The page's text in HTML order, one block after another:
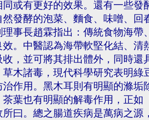
或有更好的效果。還有一些發
發酵的泡菜、麵食、味噌、回
事長趙霖指出：傳統食物海帶
。中醫認為海帶軟堅化結、清
，並可將其排出體外，同時還
木諸毒，現代科學研究表明綠
作用。黑木耳則有明顯的滌垢
葉也有明顯的解毒作用，正如
曰。總之腸道疾病是萬病之源